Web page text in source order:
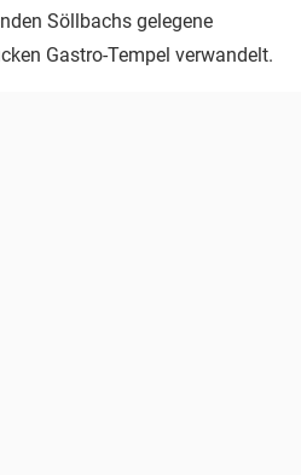
Söllbachs gelegene
Gastro-Tempel verwandelt.